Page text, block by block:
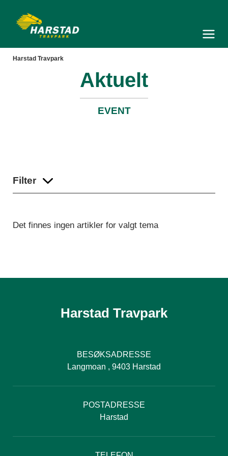
Harstad Travpark
Aktuelt
EVENT
Filter
Det finnes ingen artikler for valgt tema
Harstad Travpark
BESØKSADRESSE
Langmoan , 9403 Harstad
POSTADRESSE
Harstad